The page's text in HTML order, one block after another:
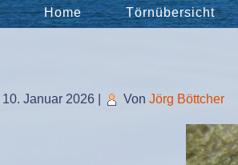
Home Törnübersicht
10. Januar 2026 Von Jörg Böttcher